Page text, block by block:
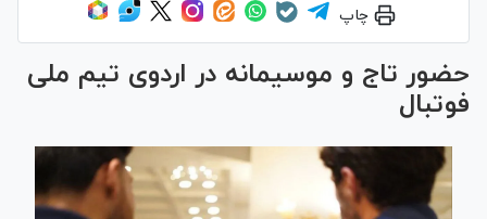
چاپ
حضور تاج و موسیمانه در اردوی تیم ملی
فوتبال